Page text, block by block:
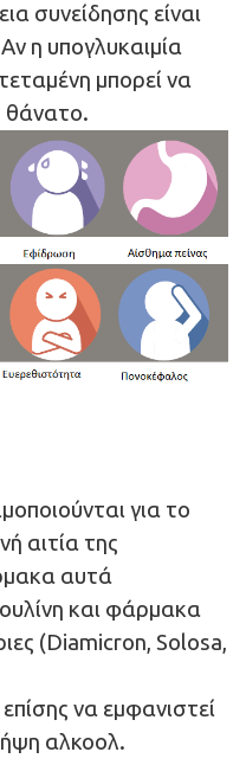
συνείδησης είναι
η υπογλυκαιμία
μπορεί να
θάνατο.
για το
αιτία της
αυτά
και φάρμακα
(Diamicron, Solosa,
να εμφανιστεί
αλκοολ.